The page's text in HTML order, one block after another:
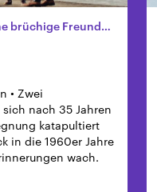
Freundschaft
• Zwei
nach 35 Jahren
katapultiert
in die 1960er Jahre
wach.